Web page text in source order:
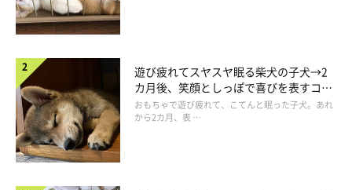
遊び疲れてスヤスヤ眠る柴犬の子犬→2
カ月後、笑顔としっぽで喜びを表すコに
成長！
おもちゃで遊び疲れて、こてんと眠った子犬。あれ
から2カ月、表 …